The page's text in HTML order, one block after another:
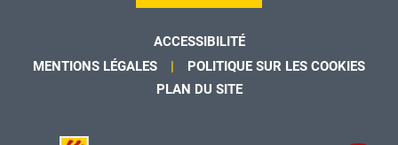
ACCESSIBILITÉ
MENTIONS LÉGALES
POLITIQUE SUR LES COOKIES
PLAN DU SITE